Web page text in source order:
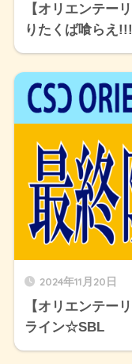
【オリエンテー
りたくば喰らえ!!!
2024年11月20日
【オリエンテー
ライン☆SBL